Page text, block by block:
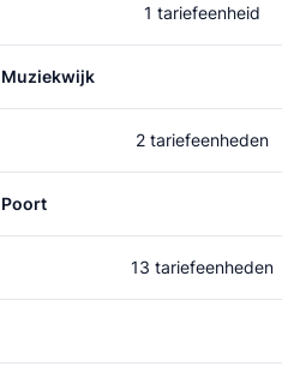
1 tariefeenheid
2 tariefeenheden
13 tariefeenheden